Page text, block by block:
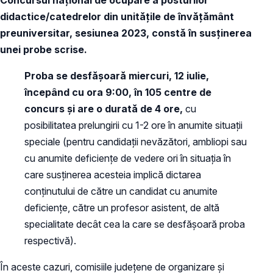
didactice/catedrelor din unitățile de învăţământ
preuniversitar, sesiunea 2023, constă în susținerea
unei probe scrise.
Proba se desfășoară miercuri, 12 iulie,
începând cu ora 9:00, în 105 centre de
concurs și are o durată de 4 ore, cu
posibilitatea prelungirii cu 1-2 ore în anumite situaţii
speciale (pentru candidații nevăzători, ambliopi sau
cu anumite deficiențe de vedere ori în situația în
care susținerea acesteia implică dictarea
conținutului de către un candidat cu anumite
deficiențe, către un profesor asistent, de altă
specialitate decât cea la care se desfășoară proba
respectivă).
În aceste cazuri, comisiile județene de organizare și